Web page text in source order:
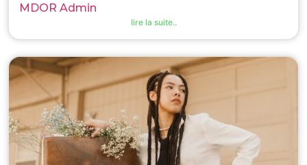
MDOR Admin
lire la suite..